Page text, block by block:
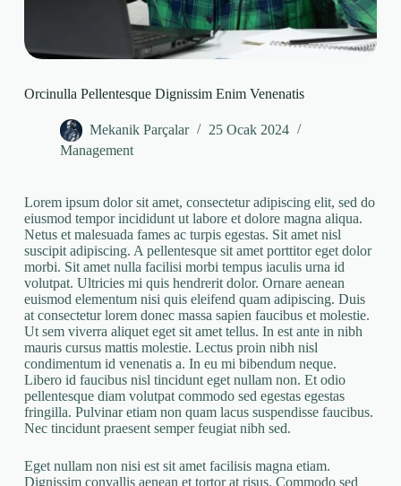
Orcinulla Pellentesque Dignissim Enim Venenatis
Mekanik Parçalar
25 Ocak 2024
Management
Lorem ipsum dolor sit amet, consectetur adipiscing elit, sed do
eiusmod tempor incididunt ut labore et dolore magna aliqua.
Netus et malesuada fames ac turpis egestas. Sit amet nisl
suscipit adipiscing. A pellentesque sit amet porttitor eget dolor
morbi. Sit amet nulla facilisi morbi tempus iaculis urna id
volutpat. Ultricies mi quis hendrerit dolor. Ornare aenean
euismod elementum nisi quis eleifend quam adipiscing. Duis
at consectetur lorem donec massa sapien faucibus et molestie.
Ut sem viverra aliquet eget sit amet tellus. In est ante in nibh
mauris cursus mattis molestie. Lectus proin nibh nisl
condimentum id venenatis a. In eu mi bibendum neque.
Libero id faucibus nisl tincidunt eget nullam non. Et odio
pellentesque diam volutpat commodo sed egestas egestas
fringilla. Pulvinar etiam non quam lacus suspendisse faucibus.
Nec tincidunt praesent semper feugiat nibh sed.
Eget nullam non nisi est sit amet facilisis magna etiam.
Dignissim convallis aenean et tortor at risus. Commodo sed